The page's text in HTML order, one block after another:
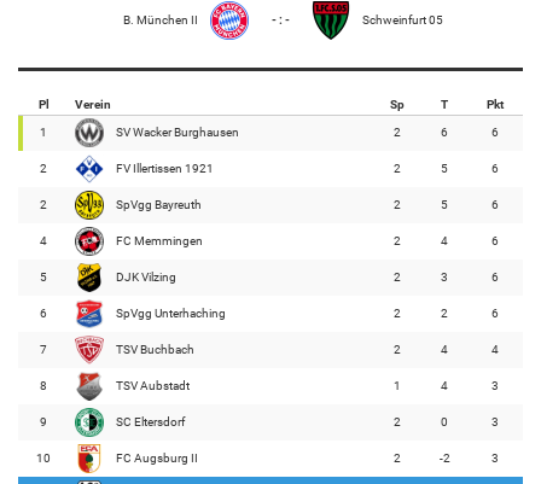
B. München II - : - Schweinfurt 05
Pl Verein Sp T Pkt
1 SV Wacker Burghausen 2 6 6
2 FV Illertissen 1921 2 5 6
2 SpVgg Bayreuth 2 5 6
4 FC Memmingen 2 4 6
5 DJK Vilzing 2 3 6
6 SpVgg Unterhaching 2 2 6
7 TSV Buchbach 2 4 4
8 TSV Aubstadt 1 4 3
9 SC Eltersdorf 2 0 3
10 FC Augsburg II 2 -2 3